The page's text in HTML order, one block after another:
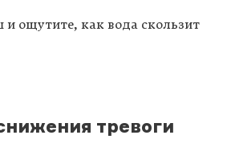
ощутите, как вода скользит
тревоги